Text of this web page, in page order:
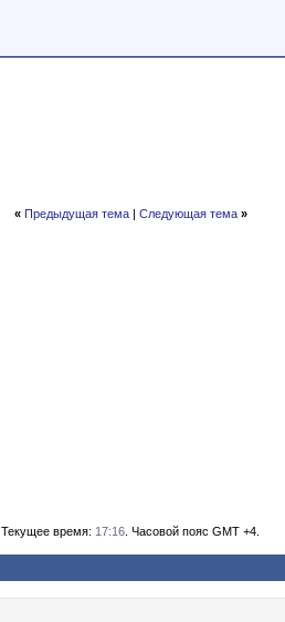
« Предыдущая тема| Следующая тема »
Текущее время: 17:16 . Часовой пояс GMT +4.